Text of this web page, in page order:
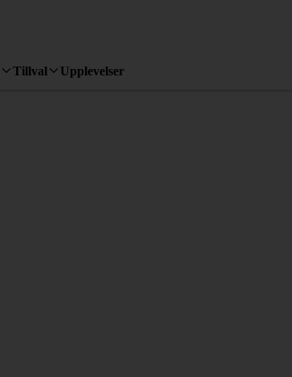
Tillval Upplevelser